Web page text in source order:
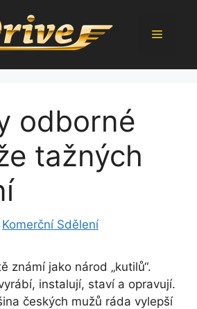
Menu
odborné
tažných
Komerční Sdělení
známí jako národ „kutilů“.
instalují, staví a opravují.
českých mužů ráda vylepší